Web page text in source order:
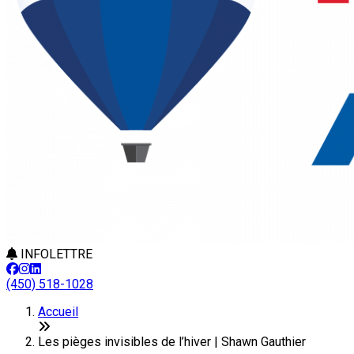
INFOLETTRE
(450) 518-1028
Accueil
Les pièges invisibles de l’hiver | Shawn Gauthier